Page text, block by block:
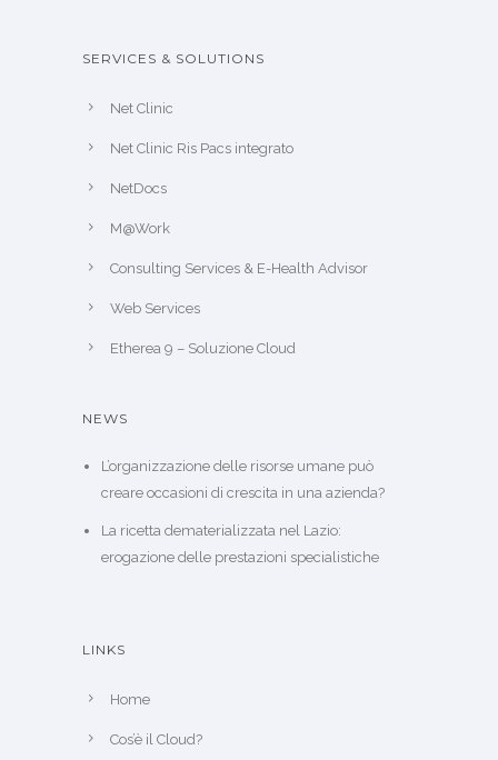
SERVICES & SOLUTIONS
Net Clinic
Net Clinic Ris Pacs integrato
NetDocs
M@Work
Consulting Services & E-Health Advisor
Web Services
Etherea 9 – Soluzione Cloud
NEWS
L’organizzazione delle risorse umane può
creare occasioni di crescita in una azienda?
La ricetta dematerializzata nel Lazio:
erogazione delle prestazioni specialistiche
LINKS
Home
Cos’è il Cloud?